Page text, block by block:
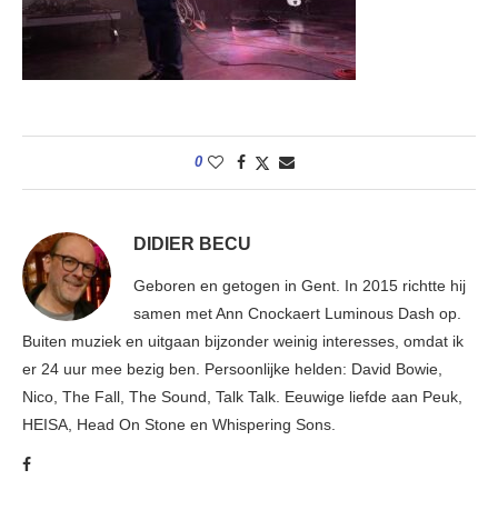
0
DIDIER BECU
Geboren en getogen in Gent. In 2015 richtte hij
samen met Ann Cnockaert Luminous Dash op.
Buiten muziek en uitgaan bijzonder weinig interesses, omdat ik
er 24 uur mee bezig ben. Persoonlijke helden: David Bowie,
Nico, The Fall, The Sound, Talk Talk. Eeuwige liefde aan Peuk,
HEISA, Head On Stone en Whispering Sons.